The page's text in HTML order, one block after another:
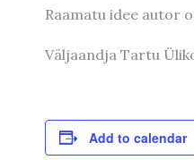
Raamatu idee autor
Väljaandja Tartu
Add to calendar